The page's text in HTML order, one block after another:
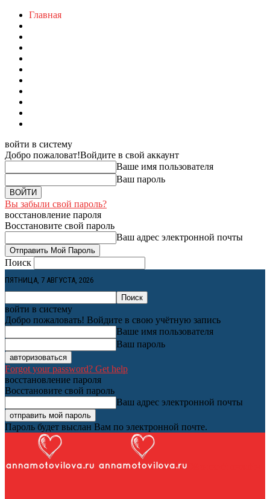
Главная
войти в систему
Добро пожаловат!Войдите в свой аккаунт
Ваше имя пользователя
Ваш пароль
Вы забыли свой пароль?
восстановление пароля
Восстановите свой пароль
Ваш адрес электронной почты
Поиск
ПЯТНИЦА, 7 АВГУСТА, 2026
войти в систему
Добро пожаловать! Войдите в свою учётную запись
Ваше имя пользователя
Ваш пароль
Forgot your password? Get help
восстановление пароля
Восстановите свой пароль
Ваш адрес электронной почты
Пароль будет выслан Вам по электронной почте.